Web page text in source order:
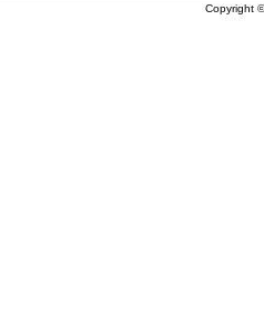
Copyright